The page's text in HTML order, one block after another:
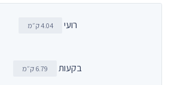
רועי 4.04 ק״מ
בקעות 6.79 ק״מ